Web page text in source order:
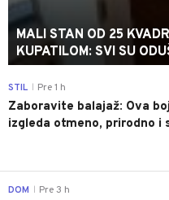
MALI STAN OD 25
KUPATILOM: SVI SU
STIL Pre 1 h
Zaboravite balajaž: Ova
izgleda otmeno, prirodno i
DOM Pre 3 h